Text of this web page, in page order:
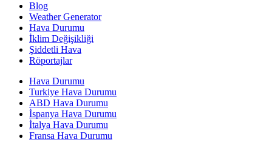
Blog
Weather Generator
Hava Durumu
İklim Değişikliği
Şiddetli Hava
Röportajlar
Hava Durumu
Turkiye Hava Durumu
ABD Hava Durumu
İspanya Hava Durumu
İtalya Hava Durumu
Fransa Hava Durumu